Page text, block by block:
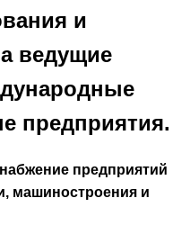
и
ведущие
предприятия.
предприятий
машиностроения и